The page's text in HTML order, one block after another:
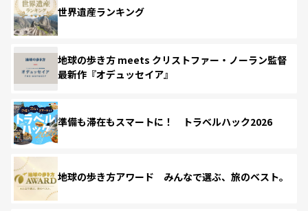
世界遺産ランキング
地球の歩き方 meets クリストファー・ノーラン監督
最新作『オデュッセイア』
準備も滞在もスマートに！ トラベルハック2026
地球の歩き方アワード みんなで選ぶ、旅のベスト。